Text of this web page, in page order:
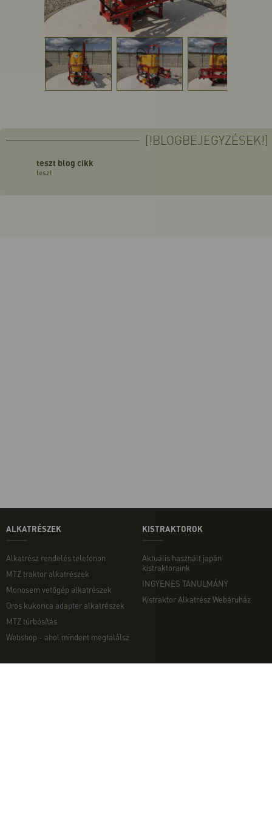
[!BLOGBEJEGYZÉSEK!]
teszt blog cikk
teszt
ALKATRÉSZEK
Alkatrész rendelés telefonon
MTZ traktor alkatrészek
Monosem vetőgép alkatrészek
Oros kukorica adapter alkatrészek
MTZ túrbósítás
Webshop - ahol mindent megtalálsz
KISTRAKTOROK
Aktuális használt japán
kistraktoraink
INGYENES TANULMÁNY
Kistraktor Alkatrész Webáruház